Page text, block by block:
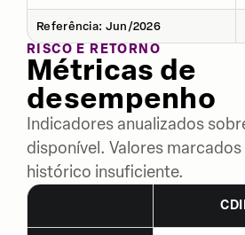
Referência: Jun/2026
RISCO E RETORNO
Métricas de
desempenho
Indicadores anualizados
disponível. Valores
histórico insuficiente.